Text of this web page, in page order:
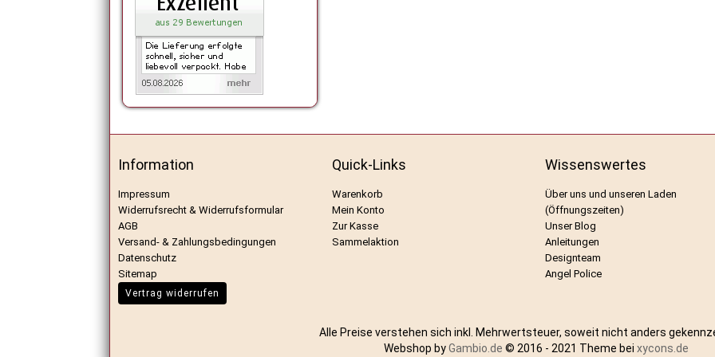
Information
Impressum
Widerrufsrecht & Widerrufsformular
AGB
Versand- & Zahlungsbedingungen
Datenschutz
Sitemap
Vertrag widerrufen
Quick-Links
Warenkorb
Mein Konto
Zur Kasse
Sammelaktion
Wissenswertes
Über uns und unseren Laden
(Öffnungszeiten)
Unser Blog
Anleitungen
Designteam
Angel Police
Alle Preise verstehen sich inkl. Mehrwertsteuer, soweit nicht anders
Webshop byGambio.de © 2016 - 2021 Theme bei xycons.de